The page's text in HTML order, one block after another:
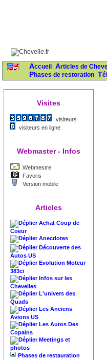
Accueil Articles de
Phases de restoration
Visites
visiteurs
visiteurs en ligne
Webmaster - Infos
Webmestre
Favoris
Version mobile
Articles
Achat Coup de
Coeur
Anecdotes
Découverte des
Autos US
Evolution Moteur
383ci
Infos sur les
Chevelles
L'univers des
Quads
Les Anciens
Avions US
Les Autos Des
Copains
Meetings et
photos
Phases de restauration